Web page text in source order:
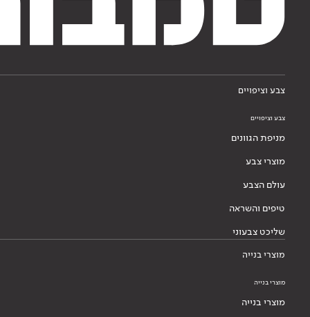
צבע וציפויים
צבע וציפויים
מניפת הגוונים
מוצרי צבע
עולם הצבע
טיפים והשראה
שליכט צבעוני
מוצרי בנייה
מוצרי בנייה
מוצרי בנייה